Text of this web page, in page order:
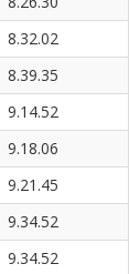
8.32.02
8.39.35
9.14.52
9.18.06
9.21.45
9.34.52
9.34.52